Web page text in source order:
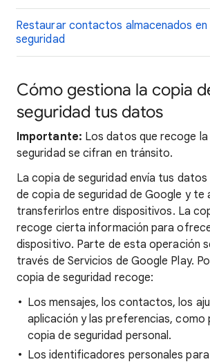
Restaurar contactos almacenados en
seguridad
Cómo gestiona la copia
seguridad tus datos
Importante: Los datos que recoge
seguridad se cifran en tránsito.
La copia de seguridad envía tus
de copia de seguridad de Google y te
transferirlos entre dispositivos. La
recoge cierta información para
dispositivo. Parte de esta operación
través de Servicios de Google Play.
copia de seguridad recoge:
Los mensajes, los contactos, los
aplicación y las preferencias, como
copia de seguridad personal.
Los identificadores personales